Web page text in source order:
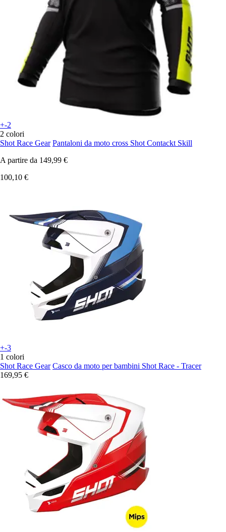
+-2
2 colori
Shot Race Gear Pantaloni da moto cross Shot Contackt Skill
A partire da 149,99 €
100,10 €
+-3
1 colori
Shot Race Gear Casco da moto per bambini Shot Race - Tracer
169,95 €